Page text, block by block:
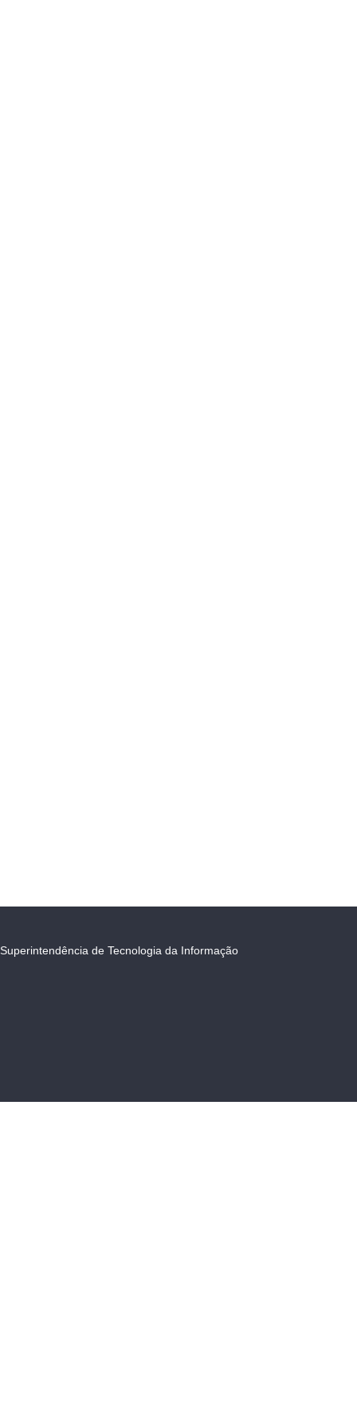
Superintendência de Tecnologia da Informação